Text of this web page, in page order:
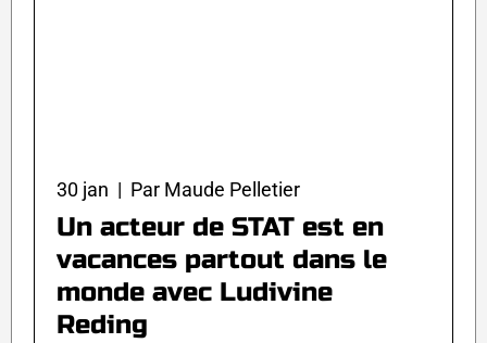
30 jan | Par Maude Pelletier
Un acteur de STAT est en
vacances partout dans le
monde avec Ludivine
Reding